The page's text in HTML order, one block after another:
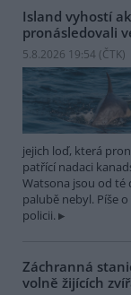
Island vyhostí
pronásledovali
5.8.2026 19:54 (ČTK)
jejich loď, která
patřící nadaci
Watsona jsou od té
palubě nebyl. Píše
policii.
Záchranná
volně žijících